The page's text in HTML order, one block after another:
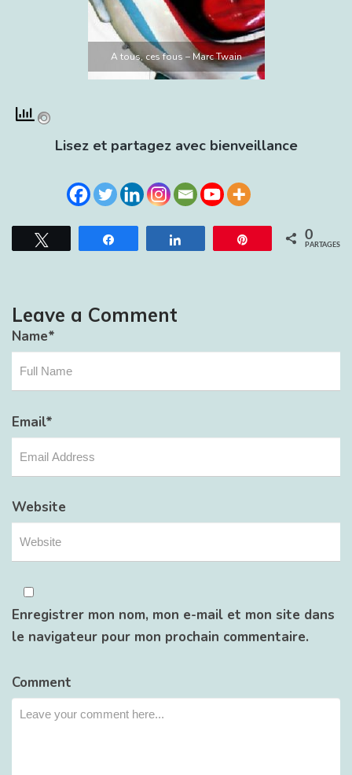
A tous, ces fous – Marc Twain
Lisez et partagez avec bienveillance
Épingle 0
PARTAGES
Leave a Comment
Name*
Email*
Website
Enregistrer mon nom, mon e-mail et mon site dans
le navigateur pour mon prochain commentaire.
Comment